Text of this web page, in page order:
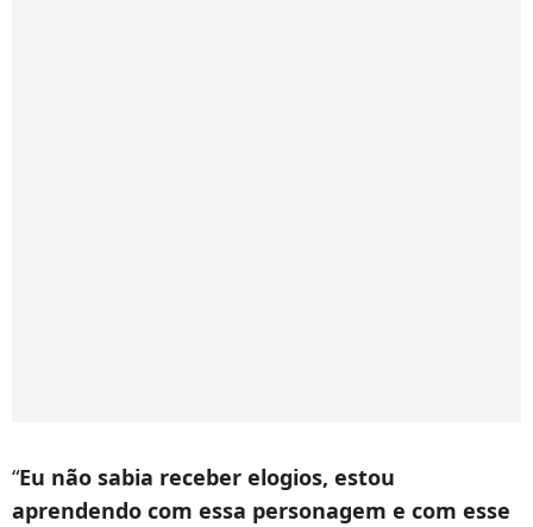
“Eu não sabia receber elogios, estou
aprendendo com essa personagem e com esse